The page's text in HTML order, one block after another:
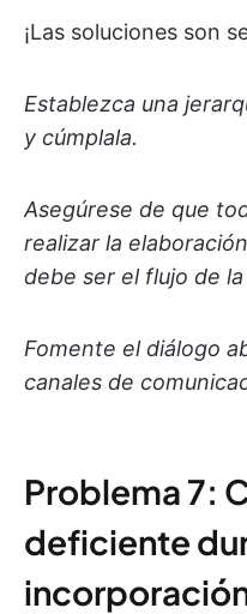
¡Las soluciones son
Establezca una
y cúmplala.
Asegúrese de que
realizar la
debe ser el flujo de
Fomente el diálogo
canales de
Problema 7:
deficiente